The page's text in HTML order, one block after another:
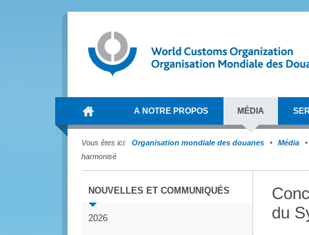
A NOTRE PROPOS MÉDIA
Vous êtes ici: Organisation mondiale des douanes
Média
harmonisé
NOUVELLES ET COMMUNIQUÉS
2026
du